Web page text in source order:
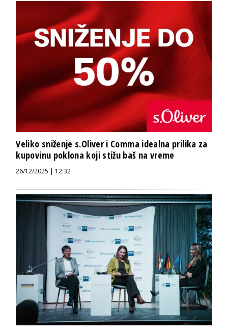
Veliko sniženje s.Oliver i Comma idealna prilika za
kupovinu poklona koji stižu baš na vreme
26/12/2025 | 12:32